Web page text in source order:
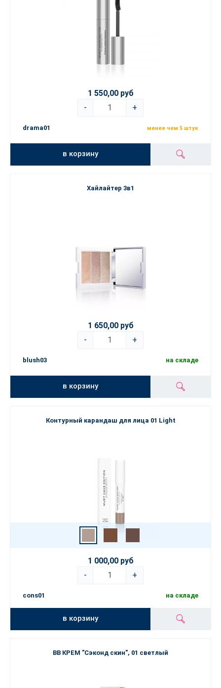
1 550,00 руб
-
+
drama01 менее чем 5 штук
в корзину
Хайлайтер 3в1
1 650,00 руб
-
+
blush03 на складе
в корзину
Контурный карандаш для лица 01 Light
1 000,00 руб
-
+
cons01 на складе
в корзину
BB КРЕМ "Сэконд скин", 01 светлый